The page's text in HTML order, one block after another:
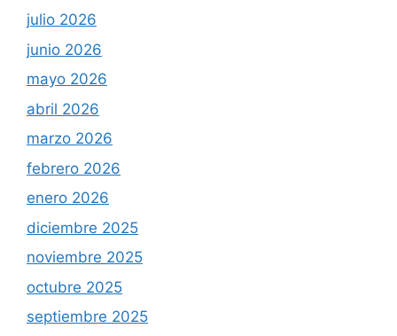
julio 2026
junio 2026
mayo 2026
abril 2026
marzo 2026
febrero 2026
enero 2026
diciembre 2025
noviembre 2025
octubre 2025
septiembre 2025